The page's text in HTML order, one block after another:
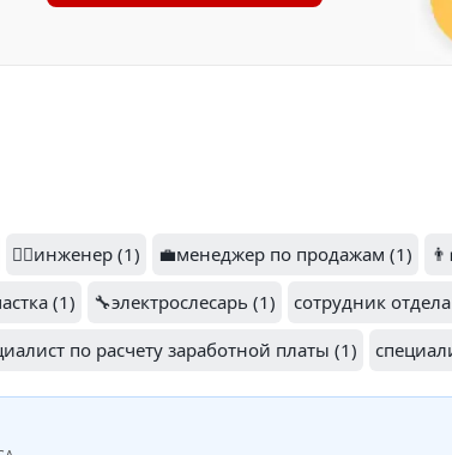
👷‍♂️инженер (1) 💼менеджер по продажам (1)
(1) 🔧электрослесарь (1)
сотрудник
по расчету заработной платы (1)